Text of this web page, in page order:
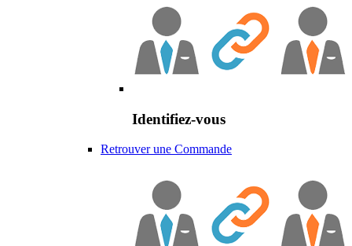
Identifiez-vous
Retrouver une Commande